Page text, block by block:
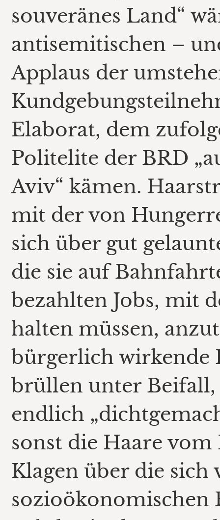
souveränes Land“
antisemitischen –
Applaus der
Elaborat, dem
Politelite der BRD
Aviv“ kämen.
mit der von
sich über gut
die sie auf
bezahlten Jobs, mit
halten müssen,
bürgerlich wirkende
brüllen unter Beifall,
endlich
sonst die Haare
Klagen über die sich
sozioökonomischen